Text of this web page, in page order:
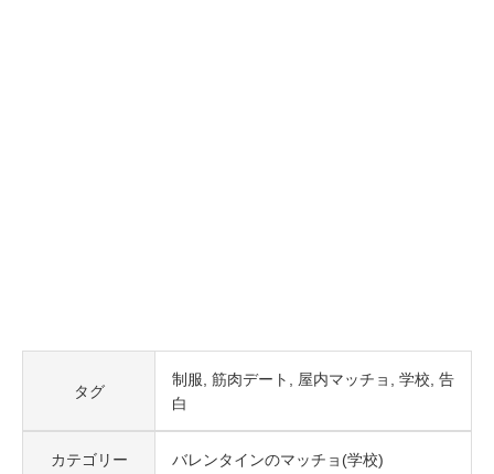
タグ
制服 筋肉デート 屋内マッチョ 学校 告
白
カテゴリー バレンタインのマッチョ(学校)